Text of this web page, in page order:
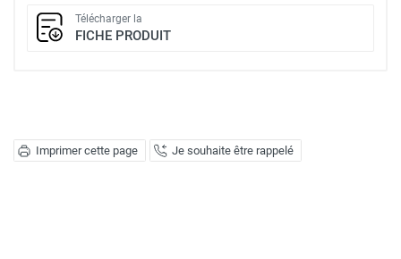
Imprimer cette page Je souhaite être rappelé
Télécharger la
FICHE PRODUIT